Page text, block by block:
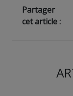
Partager
cet article :